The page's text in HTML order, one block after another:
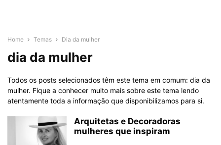
Home Temas Dia da mulher
dia da mulher
Todos os posts selecionados têm este tema em comum: dia da
mulher. Fique a conhecer muito mais sobre este tema lendo
atentamente toda a informação que disponibilizamos para si.
Arquitetas e Decoradoras
mulheres que inspiram